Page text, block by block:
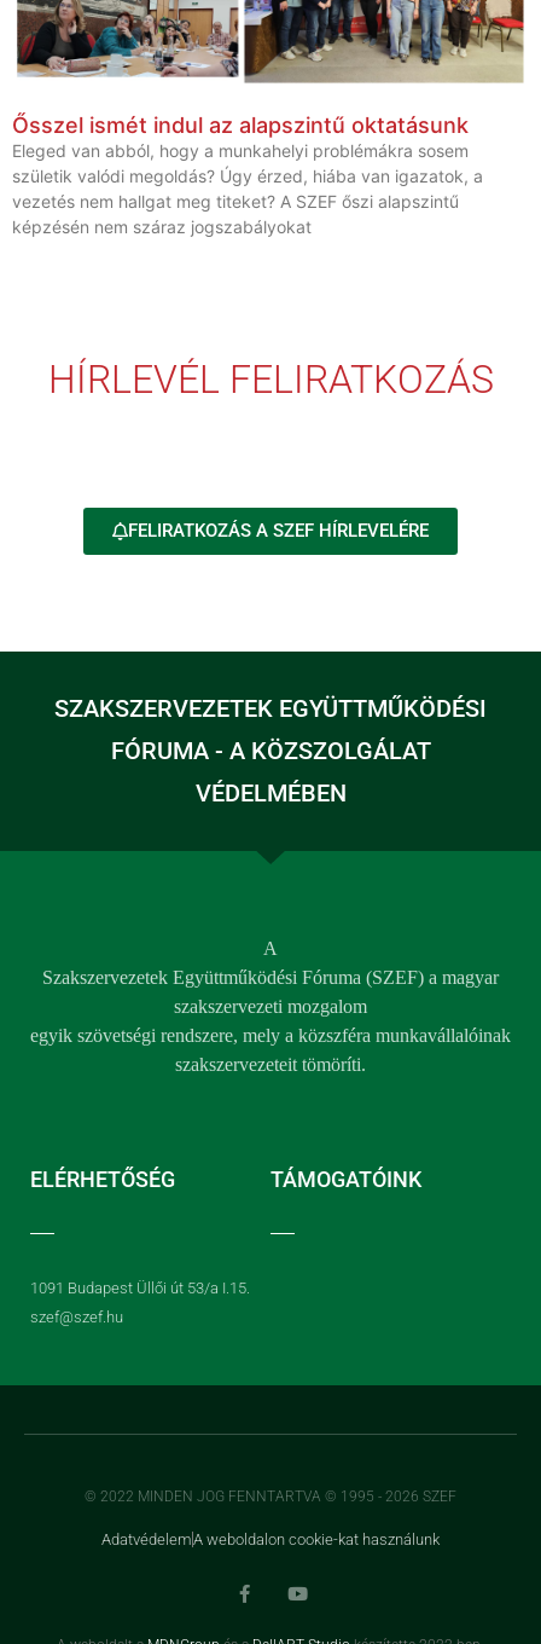
Ősszel ismét indul az alapszintű oktatásunk
Eleged van abból, hogy a munkahelyi problémákra sosem
születik valódi megoldás? Úgy érzed, hiába van igazatok, a
vezetés nem hallgat meg titeket? A SZEF őszi alapszintű
képzésén nem száraz jogszabályokat
HÍRLEVÉL FELIRATKOZÁS
FELIRATKOZÁS A SZEF HÍRLEVELÉRE
SZAKSZERVEZETEK EGYÜTTMŰKÖDÉSI
FÓRUMA - A KÖZSZOLGÁLAT
VÉDELMÉBEN
A
Szakszervezetek Együttműködési Fóruma (SZEF) a magyar
szakszervezeti mozgalom
egyik szövetségi rendszere, mely a közszféra munkavállalóinak
szakszervezeteit tömöríti.
ELÉRHETŐSÉG
1091 Budapest Üllői út 53/a I.15.
szef@szef.hu
TÁMOGATÓINK
© 2022 MINDEN JOG FENNTARTVA © 1995 - 2026 SZEF
AdatvédelemA weboldalon cookie-kat használunk